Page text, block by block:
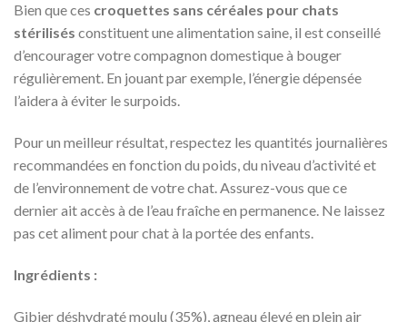
Bien que ces croquettes sans céréales pour chats
stérilisés constituent une alimentation saine, il est conseillé
d’encourager votre compagnon domestique à bouger
régulièrement. En jouant par exemple, l’énergie dépensée
l’aidera à éviter le surpoids.
Pour un meilleur résultat, respectez les quantités journalières
recommandées en fonction du poids, du niveau d’activité et
de l’environnement de votre chat. Assurez-vous que ce
dernier ait accès à de l’eau fraîche en permanence. Ne laissez
pas cet aliment pour chat à la portée des enfants.
Ingrédients :
Gibier déshydraté moulu (35%), agneau élevé en plein air